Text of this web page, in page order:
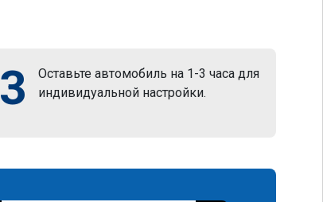
3
Оставьте автомобиль на 1-3 часа для
индивидуальной настройки.